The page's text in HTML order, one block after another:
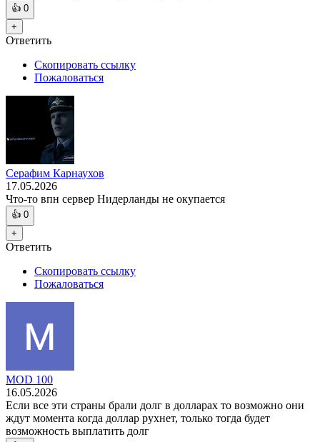
👍 0
+
Ответить
Скопировать ссылку
Пожаловаться
Серафим Карнаухов
17.05.2026
Что-то впн сервер Нидерланды не окупается
👍 0
+
Ответить
Скопировать ссылку
Пожаловаться
MOD 100
16.05.2026
Если все эти страны брали долг в долларах то возможно они
ждут момента когда доллар рухнет, только тогда будет
возможность выплатить долг